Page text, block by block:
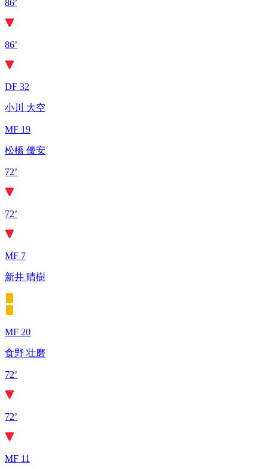
86’
86’
DF 32
小川 大空
MF 19
松橋 優安
72’
72’
MF 7
新井 晴樹
MF 20
食野 壮磨
72’
72’
MF 11